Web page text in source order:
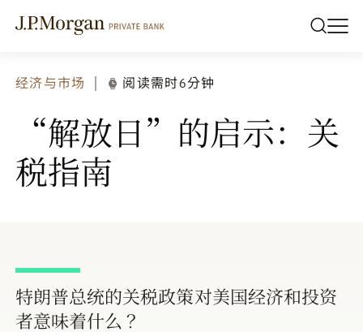
经济与市场 阅读需时6分钟
“解放日”的启示：关
税指南
特朗普总统的关税政策对美国经济和投资
者意味着什么？